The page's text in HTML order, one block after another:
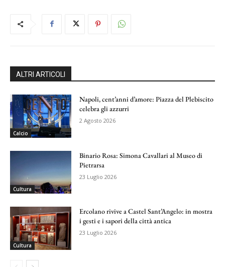
ALTRI ARTICOLI
Calcio
Napoli, cent’anni d’amore: Piazza del Plebiscito
celebra gli azzurri
2 Agosto 2026
Cultura
Binario Rosa: Simona Cavallari al Museo di
Pietrarsa
23 Luglio 2026
Cultura
Ercolano rivive a Castel Sant’Angelo: in mostra
i gesti e i sapori della città antica
23 Luglio 2026